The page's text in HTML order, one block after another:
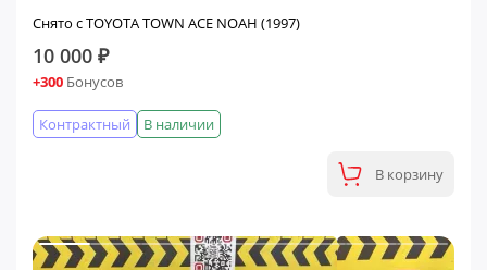
Снято с TOYOTA TOWN ACE NOAH (1997)
10 000 ₽
+300 Бонусов
В наличии
Контрактный
В корзину